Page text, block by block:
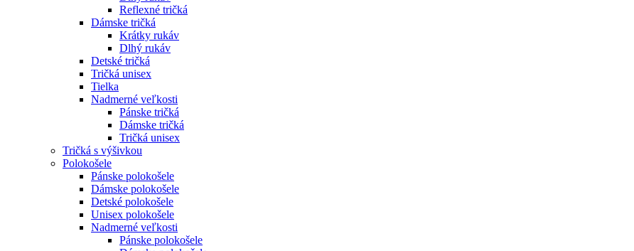
Reflexné tričká
Dámske tričká
Krátky rukáv
Dlhý rukáv
Detské tričká
Tričká unisex
Tielka
Nadmerné veľkosti
Pánske tričká
Dámske tričká
Tričká unisex
Tričká s výšivkou
Polokošele
Pánske polokošele
Dámske polokošele
Detské polokošele
Unisex polokošele
Nadmerné veľkosti
Pánske polokošele